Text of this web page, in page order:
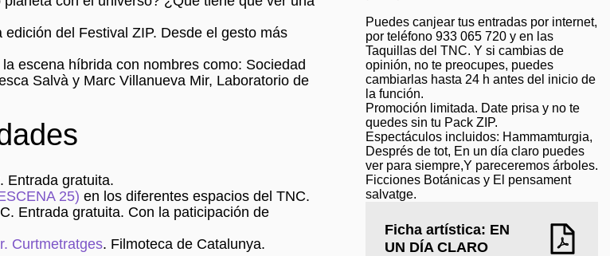
del Festival ZIP. Desde el gesto más
escena híbrida con nombres como: Sociedad
Salvà y Marc Villanueva Mir, Laboratorio de
Entrada gratuita.
25) en los diferentes espacios del TNC.
Entrada gratuita. Con la paticipación de
Curtmetratges. Filmoteca de Catalunya.
Puedes canjear tus entradas por internet,
por teléfono 933 065 720 y en las
Taquillas del TNC. Y si cambias de
opinión, no te preocupes, puedes
cambiarlas hasta 24 h antes del inicio de
la función.
Promoción limitada. Date prisa y no te
quedes sin tu Pack ZIP.
Espectáculos incluidos: Hammamturgia,
Després de tot, En un día claro puedes
ver para siempre,Y pareceremos árboles.
Ficciones Botánicas y El pensament
salvatge.
Ficha artística: EN
UN DÍA CLARO